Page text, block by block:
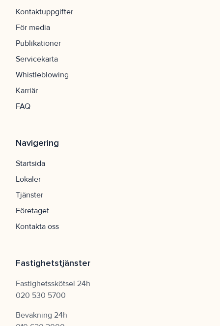
Kontaktuppgifter
För media
Publikationer
Servicekarta
Whistleblowing
Karriär
FAQ
Navigering
Startsida
Lokaler
Tjänster
Företaget
Kontakta oss
Fastighetstjänster
Fastighetsskötsel 24h
020 530 5700
Bevakning 24h